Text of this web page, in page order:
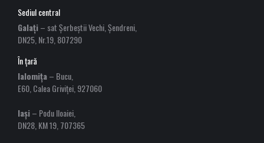
Sediul central
Galați– sat Șerbeștii Vechi, Șendreni,
DN25, Nr.19, 807290
În țară
Ialomița– Bucu,
E60, Calea Griviței, 927060
Iași– Podu Iloaiei,
DN28, KM 19, 707365